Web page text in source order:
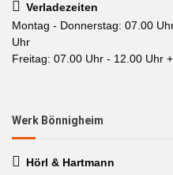
Verladezeiten
Montag - Donnerstag: 07.00
Uhr
Freitag: 07.00 Uhr - 12.00 Uhr
Werk Bönnigheim
Hörl & Hartmann